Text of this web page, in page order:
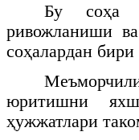
Бу соҳа
ривожланиши
соҳалардан бири
юритишни
ҳужжатлари